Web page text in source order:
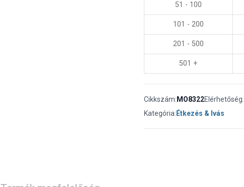
51 - 100
101 - 200
201 - 500
501 +
Cikkszám: MO8322Elérhetőség:
Kategória: Étkezés & Ivás